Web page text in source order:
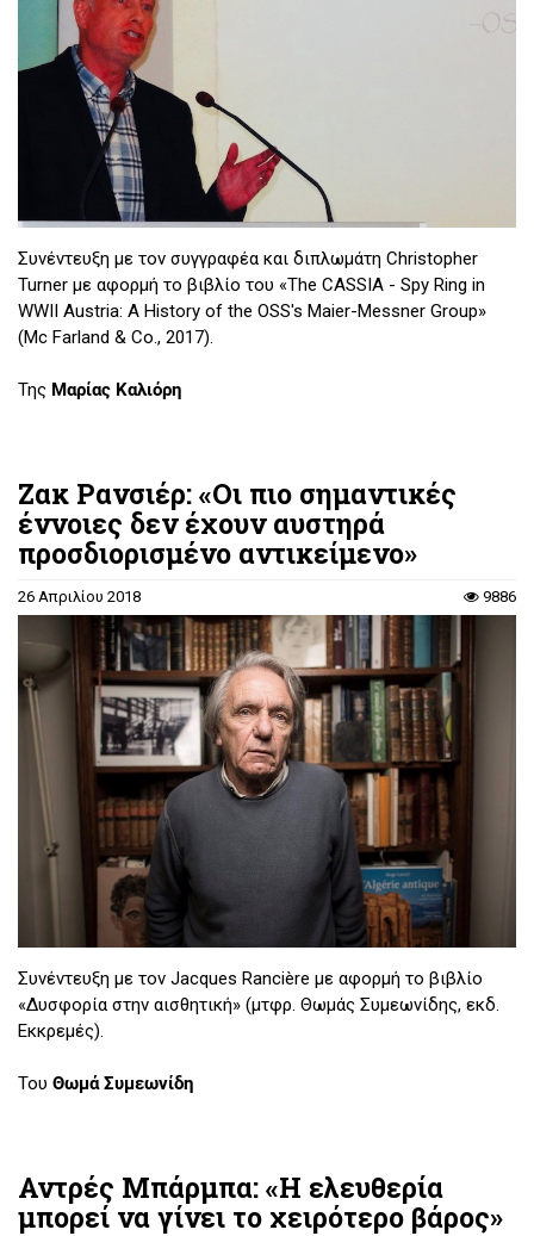
Συνέντευξη με τον συγγραφέα και διπλωμάτη Christopher
Turner με αφορμή το βιβλίο του «The CASSIA - Spy Ring in
WWII Austria: A History of the OSS's Maier-Messner Group»
(Mc Farland & Co., 2017).
Της Μαρίας Καλιόρη
Ζακ Ρανσιέρ: «Οι πιο σημαντικές
έννοιες δεν έχουν αυστηρά
προσδιορισμένο αντικείμενο»
26 Απριλίου 2018 9886
Συνέντευξη με τον Jacques Rancière με αφορμή το βιβλίο
«Δυσφορία στην αισθητική» (μτφρ. Θωμάς Συμεωνίδης, εκδ.
Εκκρεμές).
Του Θωμά Συμεωνίδη
Αντρές Μπάρμπα: «Η ελευθερία
μπορεί να γίνει το χειρότερο βάρος»